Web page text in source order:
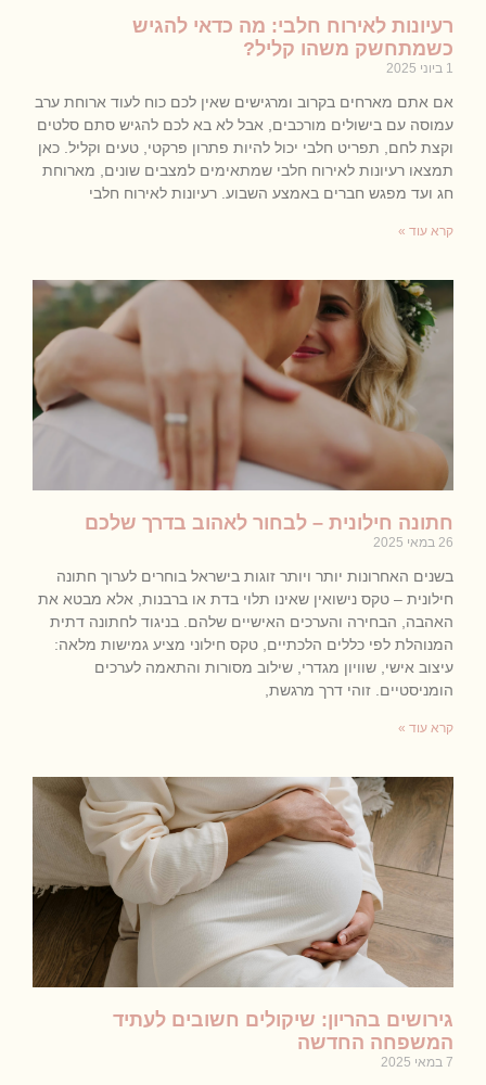
רעיונות לאירוח חלבי: מה כדאי להגיש
כשמתחשק משהו קליל?
1 ביוני 2025
אם אתם מארחים בקרוב ומרגישים שאין לכם כוח לעוד ארוחת ערב
עמוסה עם בישולים מורכבים, אבל לא בא לכם להגיש סתם סלטים
וקצת לחם, תפריט חלבי יכול להיות פתרון פרקטי, טעים וקליל. כאן
תמצאו רעיונות לאירוח חלבי שמתאימים למצבים שונים, מארוחת
חג ועד מפגש חברים באמצע השבוע. רעיונות לאירוח חלבי
קרא עוד »
חתונה חילונית – לבחור לאהוב בדרך שלכם
26 במאי 2025
בשנים האחרונות יותר ויותר זוגות בישראל בוחרים לערוך חתונה
חילונית – טקס נישואין שאינו תלוי בדת או ברבנות, אלא מבטא את
האהבה, הבחירה והערכים האישיים שלהם. בניגוד לחתונה דתית
המנוהלת לפי כללים הלכתיים, טקס חילוני מציע גמישות מלאה:
עיצוב אישי, שוויון מגדרי, שילוב מסורות והתאמה לערכים
הומניסטיים. זוהי דרך מרגשת,
קרא עוד »
גירושים בהריון: שיקולים חשובים לעתיד
המשפחה החדשה
7 במאי 2025